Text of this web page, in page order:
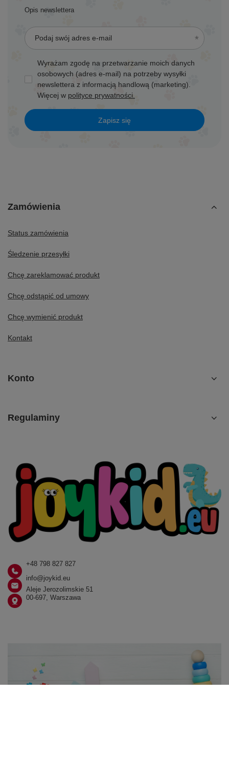
Opis newslettera
Podaj swój adres e-mail
Wyrażam zgodę na przetwarzanie moich danych
osobowych (adres e-mail) na potrzeby wysyłki
newslettera z informacją handlową (marketing).
Więcej w polityce prywatności.
Zapisz się
Zamówienia
Status zamówienia
Śledzenie przesyłki
Chcę zareklamować produkt
Chcę odstąpić od umowy
Chcę wymienić produkt
Kontakt
Konto
Regulaminy
+48 798 827 827
info@joykid.eu
Aleje Jerozolimskie 51
00-697, Warszawa